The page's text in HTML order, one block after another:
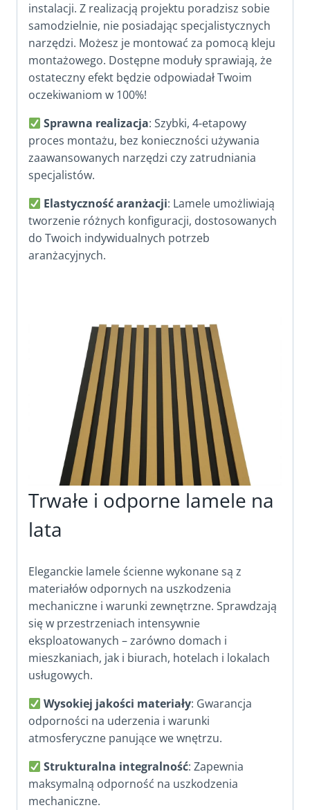
instalacji. Z realizacją projektu poradzisz sobie
samodzielnie, nie posiadając specjalistycznych
narzędzi. Możesz je montować za pomocą kleju
montażowego. Dostępne moduły sprawiają, że
ostateczny efekt będzie odpowiadał Twoim
oczekiwaniom w 100%!
Sprawna realizacja: Szybki, 4-etapowy
proces montażu, bez konieczności używania
zaawansowanych narzędzi czy zatrudniania
specjalistów.
Elastyczność aranżacji: Lamele umożliwiają
tworzenie różnych konfiguracji, dostosowanych
do Twoich indywidualnych potrzeb
aranżacyjnych.
Trwałe i odporne lamele na
lata
Eleganckie lamele ścienne wykonane są z
materiałów odpornych na uszkodzenia
mechaniczne i warunki zewnętrzne. Sprawdzają
się w przestrzeniach intensywnie
eksploatowanych – zarówno domach i
mieszkaniach, jak i biurach, hotelach i lokalach
usługowych.
Wysokiej jakości materiały: Gwarancja
odporności na uderzenia i warunki
atmosferyczne panujące we wnętrzu.
Strukturalna integralność: Zapewnia
maksymalną odporność na uszkodzenia
mechaniczne.